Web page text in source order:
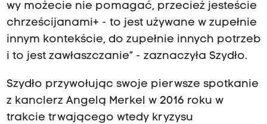
wy możecie nie pomagać, przecież jesteście
chrześcijanami+ - to jest używane w zupełnie
innym kontekście, do zupełnie innych potrzeb
i to jest zawłaszczanie” - zaznaczyła Szydło.
Szydło przywołując swoje pierwsze spotkanie
z kanclerz Angelą Merkel w 2016 roku w
trakcie trwającego wtedy kryzysu